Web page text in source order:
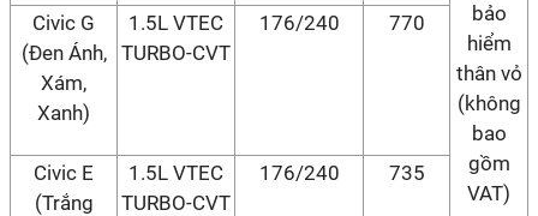
bảo
hiểm
thân vỏ
(không
bao
gồm
VAT)
Civic G
(Đen Ánh,
Xám,
Xanh)
1.5L VTEC
TURBO-CVT
176/240 770
Civic E
(Trắng
1.5L VTEC
TURBO-CVT
176/240 735